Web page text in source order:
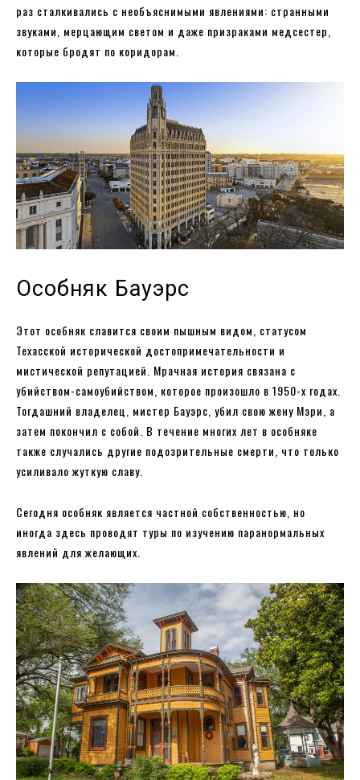
раз сталкивались с необъяснимыми явлениями: странными
звуками, мерцающим светом и даже призраками медсестер,
которые бродят по коридорам.
Особняк Бауэрс
Этот особняк славится своим пышным видом, статусом
Техасской исторической достопримечательности и
мистической репутацией. Мрачная история связана с
убийством-самоубийством, которое произошло в 1950-х годах.
Тогдашний владелец, мистер Бауэрс, убил свою жену Мэри, а
затем покончил с собой. В течение многих лет в особняке
также случались другие подозрительные смерти, что только
усиливало жуткую славу.
Сегодня особняк является частной собственностью, но
иногда здесь проводят туры по изучению паранормальных
явлений для желающих.